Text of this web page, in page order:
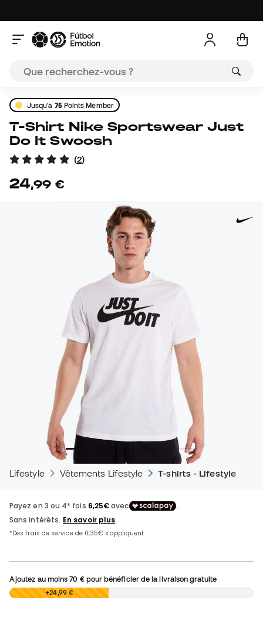
Jusqu'à 75Points Member
T-Shirt Nike Sportswear Just
Do It Swoosh
(2)
24,99 €
Lifestyle Vêtements Lifestyle T-shirts - Lifestyle
Ajoutez au moins70 €pour bénéficier de la livraison gratuite
0,00 € +24,99 €